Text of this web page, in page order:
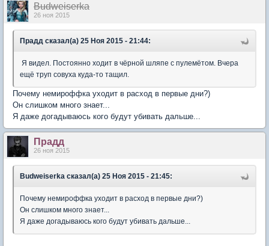
Вudweisеrkа
26 ноя 2015
Прадд сказал(а) 25 Ноя 2015 - 21:44:
Я видел. Постоянно ходит в чёрной шляпе с пулемётом. Вчера
ещё труп совуха куда-то тащил.
Почему немироффка уходит в расход в первые дни?)
Он слишком много знает...
Я даже догадываюсь кого будут убивать дальше...
Прадд
26 ноя 2015
Вudweisеrkа сказал(а) 25 Ноя 2015 - 21:45:
Почему немироффка уходит в расход в первые дни?)
Он слишком много знает...
Я даже догадываюсь кого будут убивать дальше...